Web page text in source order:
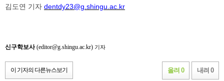
김도연 기자 dentdy23@g.shingu.ac.kr
신구학보사(editor@g.shingu.ac.kr) 기자
이 기자의 다른뉴스보기 올려 0 내려 0